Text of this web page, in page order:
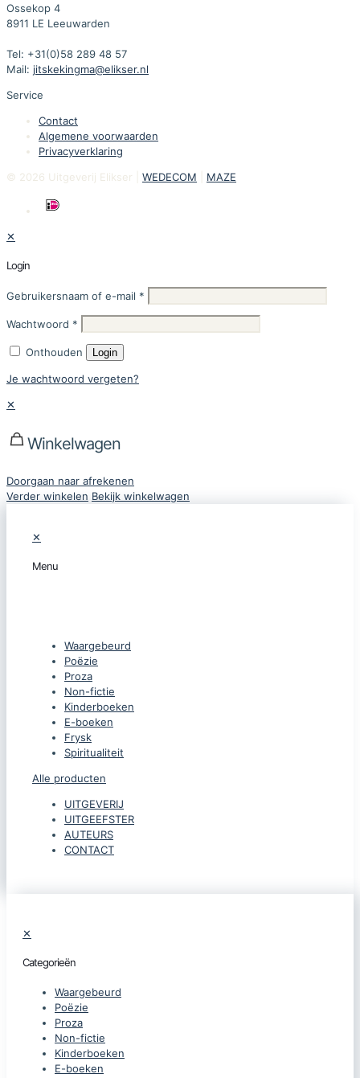
Ossekop 4
8911 LE Leeuwarden
Tel: +31(0)58 289 48 57
Mail: jitskekingma@elikser.nl
Service
Contact
Algemene voorwaarden
Privacyverklaring
© 2026 Uitgeverij Elikser | WEDECOM MAZE
✕
Login
Gebruikersnaam of e-mail *
Wachtwoord *
Onthouden Login
Je wachtwoord vergeten?
✕
Winkelwagen
Doorgaan naar afrekenen
Verder winkelen Bekijk winkelwagen
✕
Menu
Waargebeurd
Poëzie
Proza
Non-fictie
Kinderboeken
E-boeken
Frysk
Spiritualiteit
Alle producten
UITGEVERIJ
UITGEEFSTER
AUTEURS
CONTACT
✕
Categorieën
Waargebeurd
Poëzie
Proza
Non-fictie
Kinderboeken
E-boeken